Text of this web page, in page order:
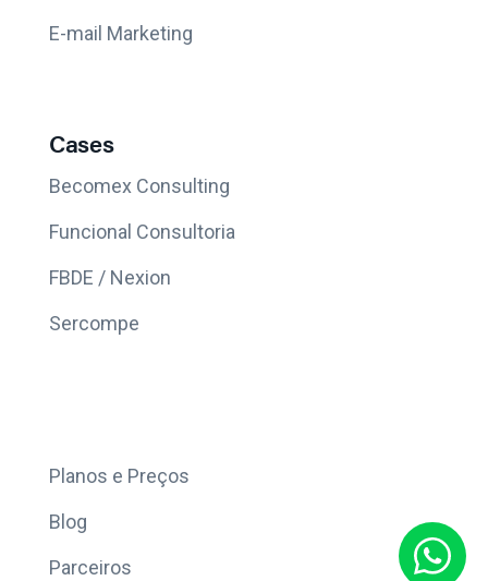
E-mail Marketing
Cases
Becomex Consulting
Funcional Consultoria
FBDE / Nexion
Sercompe
Planos e Preços
Blog
Parceiros